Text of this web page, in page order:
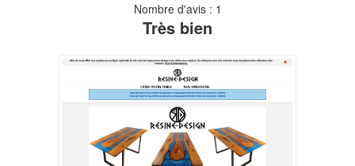
Nombre d'avis : 1
Très bien